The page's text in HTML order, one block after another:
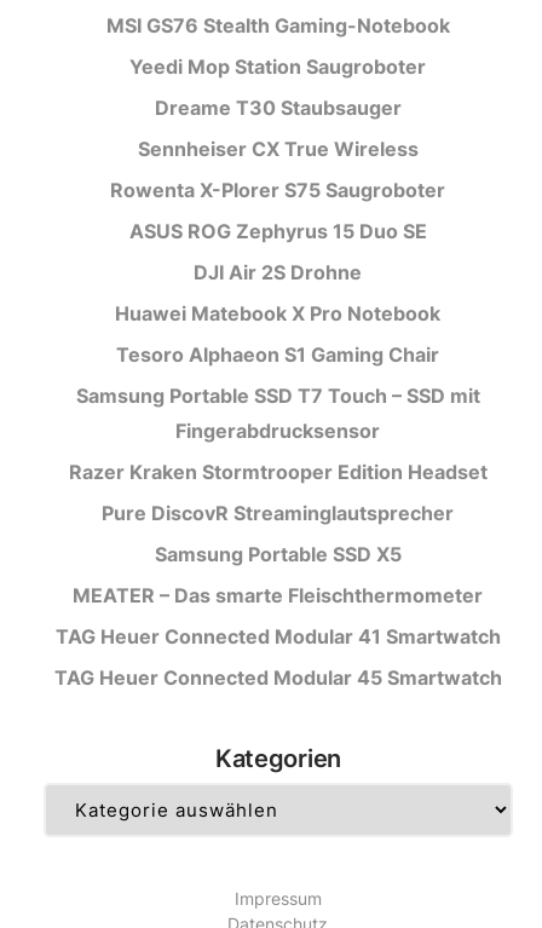
MSI GS76 Stealth Gaming-Notebook
Yeedi Mop Station Saugroboter
Dreame T30 Staubsauger
Sennheiser CX True Wireless
Rowenta X-Plorer S75 Saugroboter
ASUS ROG Zephyrus 15 Duo SE
DJI Air 2S Drohne
Huawei Matebook X Pro Notebook
Tesoro Alphaeon S1 Gaming Chair
Samsung Portable SSD T7 Touch – SSD mit
Fingerabdrucksensor
Razer Kraken Stormtrooper Edition Headset
Pure DiscovR Streaminglautsprecher
Samsung Portable SSD X5
MEATER – Das smarte Fleischthermometer
TAG Heuer Connected Modular 41 Smartwatch
TAG Heuer Connected Modular 45 Smartwatch
Kategorien
Impressum
Datenschutz